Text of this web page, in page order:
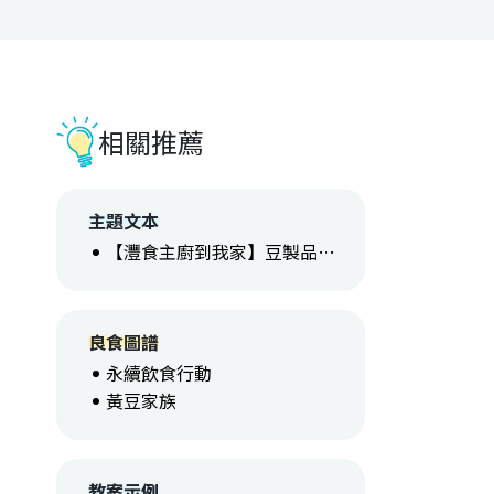
相關推薦
主題文本
【灃食主廚到我家】豆製品教材
良食圖譜
永續飲食行動
黃豆家族